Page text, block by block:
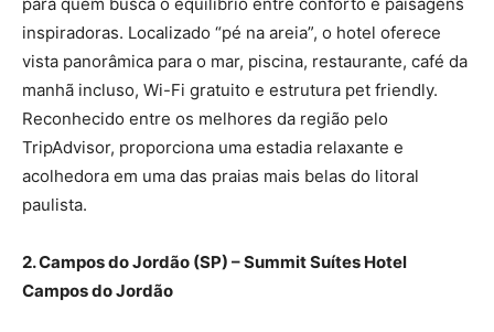
inspiradoras. Localizado “pé na areia”, o hotel oferece
vista panorâmica para o mar, piscina, restaurante, café da
manhã incluso, Wi-Fi gratuito e estrutura pet friendly.
Reconhecido entre os melhores da região pelo
TripAdvisor, proporciona uma estadia relaxante e
acolhedora em uma das praias mais belas do litoral
paulista.
2. Campos do Jordão (SP) – Summit Suítes Hotel
Campos do Jordão